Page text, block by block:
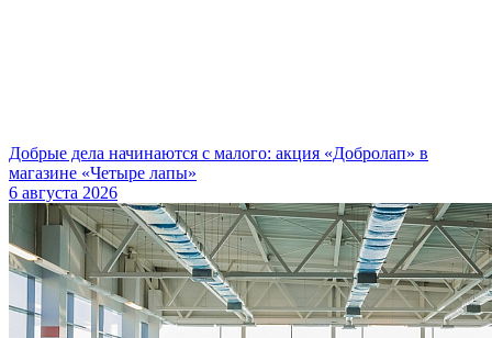
Добрые дела начинаются с малого: акция «Добролап» в
магазине «Четыре лапы»
6 августа 2026